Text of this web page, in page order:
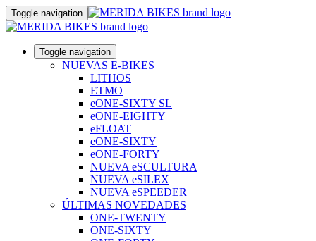
Toggle navigation
Toggle navigation
NUEVAS E-BIKES
LITHOS
ETMO
eONE-SIXTY SL
eONE-EIGHTY
eFLOAT
eONE-SIXTY
eONE-FORTY
NUEVA eSCULTURA
NUEVA eSILEX
NUEVA eSPEEDER
ÚLTIMAS NOVEDADES
ONE-TWENTY
ONE-SIXTY